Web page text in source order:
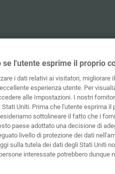
se l'utente esprime il proprio
i dati relativi ai visitatori, migliorare
esperienza utente. Per
alle Impostazioni. I nostri
Uniti. Prima che l'utente esprima il
sottolineare il fatto che i
paese adottato una decisione di
livello di protezione dei dati
sulla tutela dei dati degli Stati Uniti
interessate potrebbero dunque